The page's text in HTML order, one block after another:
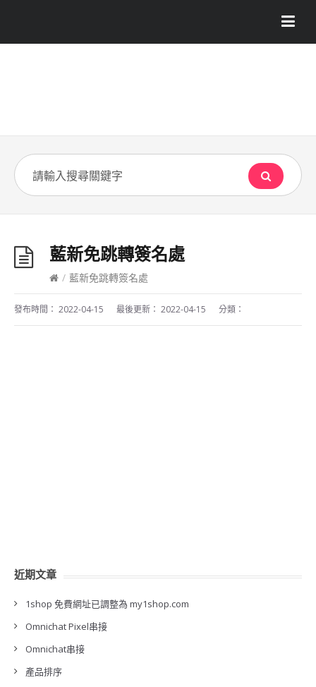
藍新免跳轉簽名處
/ 藍新免跳轉簽名處
發布時間： 2022-04-15 最後更新： 2022-04-15 分類：
近期文章
1shop 免費網址已調整為 my1shop.com
Omnichat Pixel串接
Omnichat串接
產品排序